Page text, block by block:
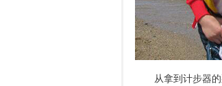
从拿到计步器